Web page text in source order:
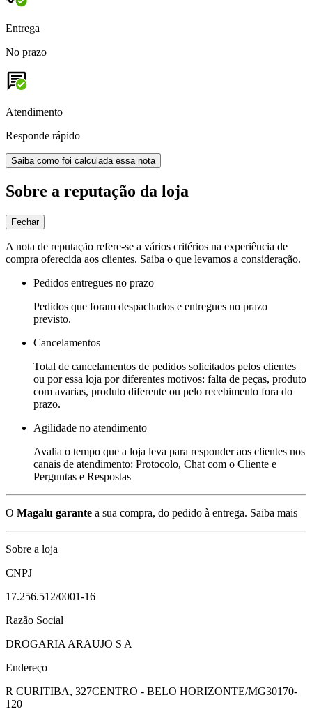
Entrega
No prazo
Atendimento
Responde rápido
Saiba como foi calculada essa nota
Sobre a reputação da loja
Fechar
A nota de reputação refere-se a vários critérios na experiência de
compra oferecida aos clientes. Saiba o que levamos a consideração.
Pedidos entregues no prazo
Pedidos que foram despachados e entregues no prazo
previsto.
Cancelamentos
Total de cancelamentos de pedidos solicitados pelos clientes
ou por essa loja por diferentes motivos: falta de peças, produto
com avarias, produto diferente ou pelo recebimento fora do
prazo.
Agilidade no atendimento
Avalia o tempo que a loja leva para responder aos clientes nos
canais de atendimento: Protocolo, Chat com o Cliente e
Perguntas e Respostas
O Magalu garante a sua compra, do pedido à entrega. Saiba mais
Sobre a loja
CNPJ
17.256.512/0001-16
Razão Social
DROGARIA ARAUJO S A
Endereço
R CURITIBA, 327CENTRO - BELO HORIZONTE/MG30170-
120